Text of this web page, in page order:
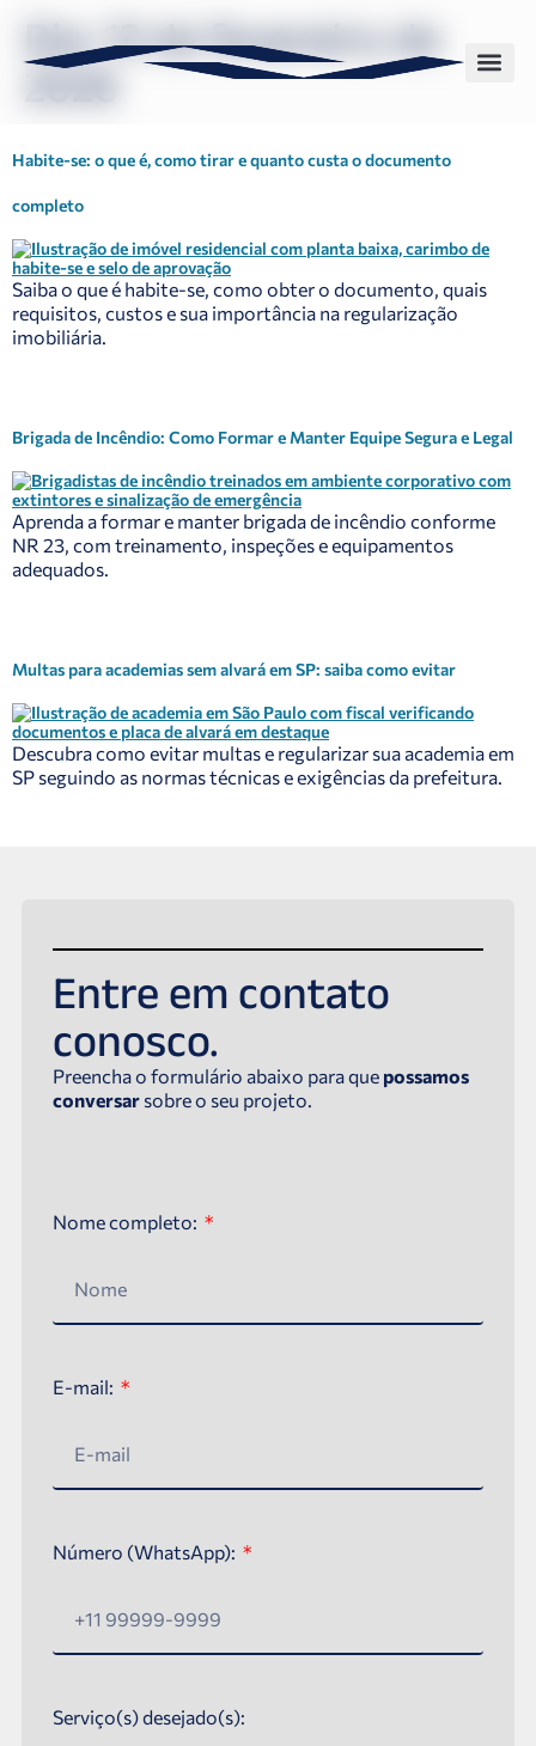
Dia:13 de fevereiro de
Habite-se: o que é, como tirar e quanto custa o documento
completo
Saiba o que é habite-se, como obter o documento, quais
requisitos, custos e sua importância na regularização
imobiliária.
Brigada de Incêndio: Como Formar e Manter Equipe Segura e Legal
Aprenda a formar e manter brigada de incêndio conforme
NR 23, com treinamento, inspeções e equipamentos
adequados.
Multas para academias sem alvará em SP: saiba como evitar
Descubra como evitar multas e regularizar sua academia em
SP seguindo as normas técnicas e exigências da prefeitura.
Entre em contato
conosco.
Preencha o formulário abaixo para que possamos
conversar sobre o seu projeto.
Nome completo:
E-mail:
Número (WhatsApp):
Serviço(s) desejado(s):